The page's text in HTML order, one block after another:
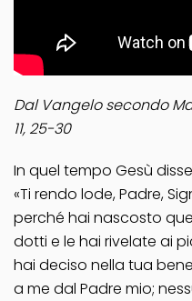
Dal Vangelo secondo
11, 25-30
In quel tempo Gesù
«Ti rendo lode, Padre,
perché hai nascosto
dotti e le hai rivelate ai
hai deciso nella tua
a me dal Padre mio;